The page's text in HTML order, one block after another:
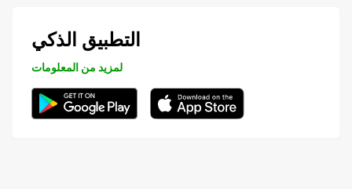
التطبيق الذكي
لمزيد من المعلومات